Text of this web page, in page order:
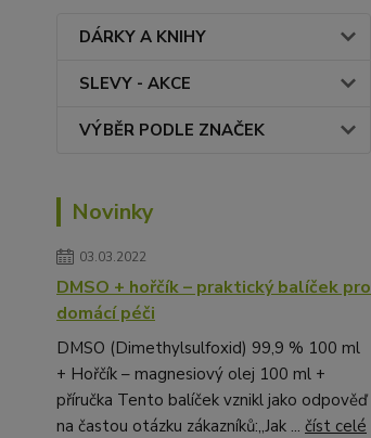
DÁRKY A KNIHY
SLEVY - AKCE
VÝBĚR PODLE ZNAČEK
Novinky
03.03.2022
DMSO + hořčík – praktický balíček pro
domácí péči
DMSO (Dimethylsulfoxid) 99,9 % 100 ml
+ Hořčík – magnesiový olej 100 ml +
příručka Tento balíček vznikl jako odpověď
na častou otázku zákazníků:„Jak ... číst celé